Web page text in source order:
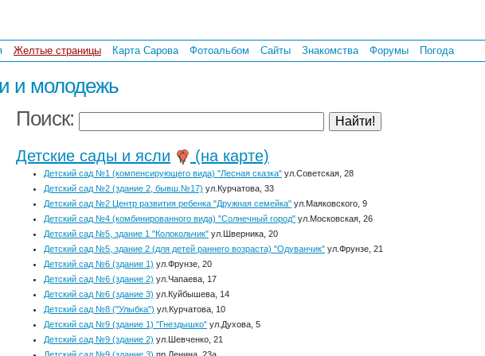
Желтые страницы Карта Сарова Фотоальбом Сайты Знакомства Форумы Погода
и молодежь
Поиск:
Детские сады и ясли (на карте)
Детский сад №1 (компенсирующего вида) "Лесная сказка" ул.Советская, 28
Детский сад №2 (здание 2, бывш.№17) ул.Курчатова, 33
Детский сад №2 Центр развития ребенка "Дружная семейка" ул.Маяковского, 9
Детский сад №4 (комбинированного вида) "Солнечный город" ул.Московская, 26
Детский сад №5, здание 1 "Колокольчик" ул.Шверника, 20
Детский сад №5, здание 2 (для детей раннего возраста) "Одуванчик" ул.Фрунзе, 21
Детский сад №6 (здание 1) ул.Фрунзе, 20
Детский сад №6 (здание 2) ул.Чапаева, 17
Детский сад №6 (здание 3) ул.Куйбышева, 14
Детский сад №8 ("Улыбка") ул.Курчатова, 10
Детский сад №9 (здание 1) "Гнездышко" ул.Духова, 5
Детский сад №9 (здание 2) ул.Шевченко, 21